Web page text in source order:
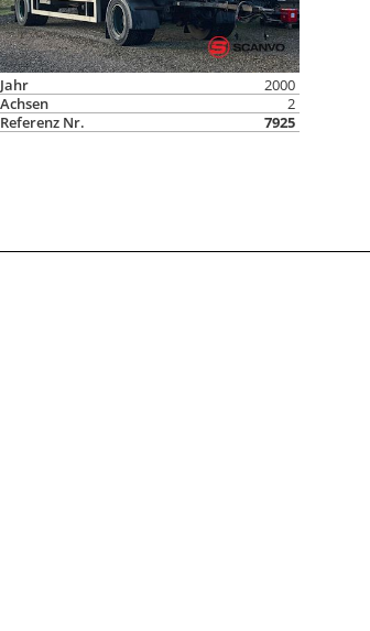
Jahr
2000
Achsen
2
Referenz Nr.
7925